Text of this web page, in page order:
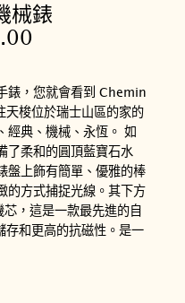
械錶
錶，您就會看到 Chemin
梭位於瑞士山區的家的
經典、機械、永恆。 如
了柔和的圓頂藍寶石水
盤上飾有簡單、優雅的棒
的方式捕捉光線。其下方
，這是一款最先進的自
和更高的抗磁性。是一